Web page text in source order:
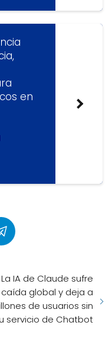
en
La IA de Claude sufre
caída global y deja a
de usuarios sin
servicio de Chatbot